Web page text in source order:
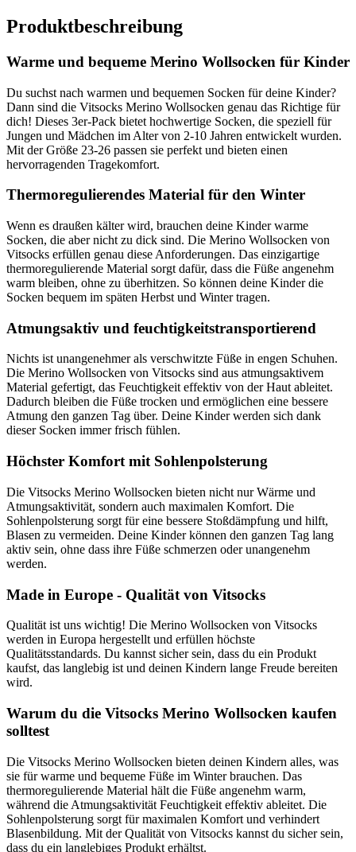
Produktbeschreibung
Warme und bequeme Merino Wollsocken für Kinder
Du suchst nach warmen und bequemen Socken für deine Kinder?
Dann sind die Vitsocks Merino Wollsocken genau das Richtige für
dich! Dieses 3er-Pack bietet hochwertige Socken, die speziell für
Jungen und Mädchen im Alter von 2-10 Jahren entwickelt wurden.
Mit der Größe 23-26 passen sie perfekt und bieten einen
hervorragenden Tragekomfort.
Thermoregulierendes Material für den Winter
Wenn es draußen kälter wird, brauchen deine Kinder warme
Socken, die aber nicht zu dick sind. Die Merino Wollsocken von
Vitsocks erfüllen genau diese Anforderungen. Das einzigartige
thermoregulierende Material sorgt dafür, dass die Füße angenehm
warm bleiben, ohne zu überhitzen. So können deine Kinder die
Socken bequem im späten Herbst und Winter tragen.
Atmungsaktiv und feuchtigkeitstransportierend
Nichts ist unangenehmer als verschwitzte Füße in engen Schuhen.
Die Merino Wollsocken von Vitsocks sind aus atmungsaktivem
Material gefertigt, das Feuchtigkeit effektiv von der Haut ableitet.
Dadurch bleiben die Füße trocken und ermöglichen eine bessere
Atmung den ganzen Tag über. Deine Kinder werden sich dank
dieser Socken immer frisch fühlen.
Höchster Komfort mit Sohlenpolsterung
Die Vitsocks Merino Wollsocken bieten nicht nur Wärme und
Atmungsaktivität, sondern auch maximalen Komfort. Die
Sohlenpolsterung sorgt für eine bessere Stoßdämpfung und hilft,
Blasen zu vermeiden. Deine Kinder können den ganzen Tag lang
aktiv sein, ohne dass ihre Füße schmerzen oder unangenehm
werden.
Made in Europe - Qualität von Vitsocks
Qualität ist uns wichtig! Die Merino Wollsocken von Vitsocks
werden in Europa hergestellt und erfüllen höchste
Qualitätsstandards. Du kannst sicher sein, dass du ein Produkt
kaufst, das langlebig ist und deinen Kindern lange Freude bereiten
wird.
Warum du die Vitsocks Merino Wollsocken kaufen
solltest
Die Vitsocks Merino Wollsocken bieten deinen Kindern alles, was
sie für warme und bequeme Füße im Winter brauchen. Das
thermoregulierende Material hält die Füße angenehm warm,
während die Atmungsaktivität Feuchtigkeit effektiv ableitet. Die
Sohlenpolsterung sorgt für maximalen Komfort und verhindert
Blasenbildung. Mit der Qualität von Vitsocks kannst du sicher sein,
dass du ein langlebiges Produkt erhältst.